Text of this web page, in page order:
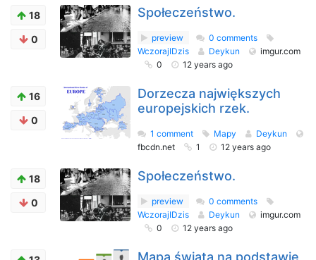
18
0
Społeczeństwo.
preview
0 comments
WczorajIDzis
Deykun
imgur.com
0
12 years ago
16
0
Dorzecza największych
europejskich rzek.
1 comment Mapy
Deykun
fbcdn.net
1 12 years ago
18
0
Społeczeństwo.
preview
0 comments
WczorajIDzis
Deykun
imgur.com
0
12 years ago
Mapa świata na podstawie